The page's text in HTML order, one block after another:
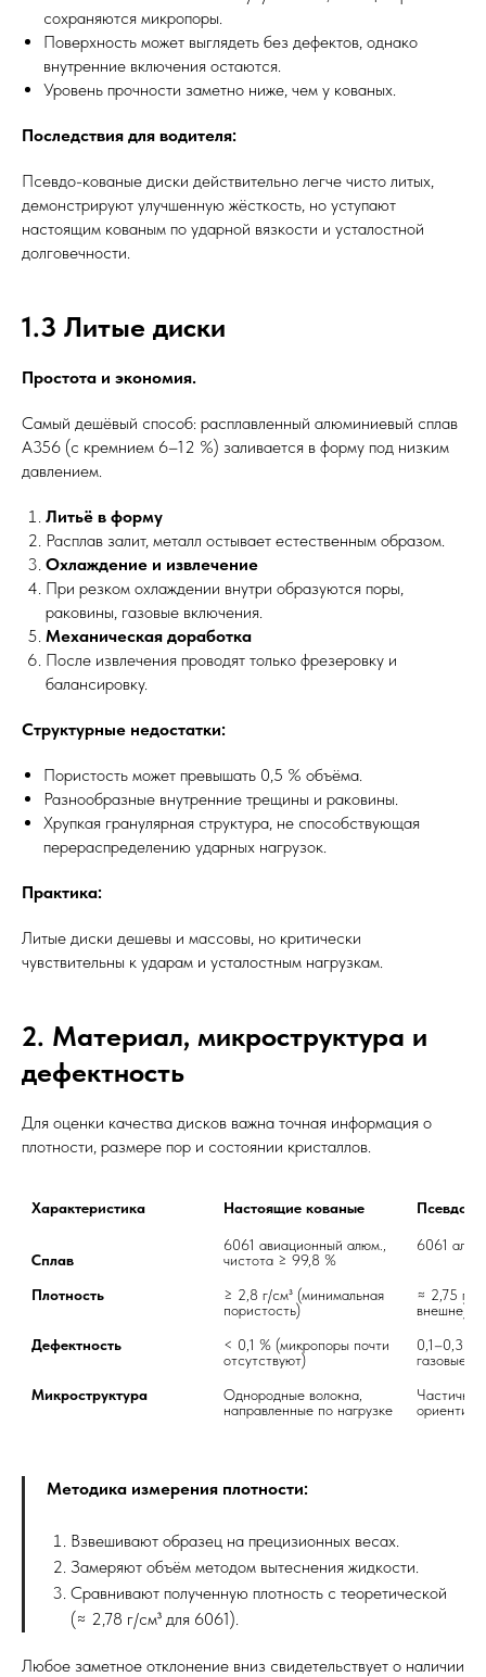
сохраняются микропоры.
Поверхность может выглядеть без дефектов, однако
внутренние включения остаются.
Уровень прочности заметно ниже, чем у кованых.
Последствия для водителя:
Псевдо-кованые диски действительно легче чисто литых,
демонстрируют улучшенную жёсткость, но уступают
настоящим кованым по ударной вязкости и усталостной
долговечности.
1.3 Литые диски
Простота и экономия.
Самый дешёвый способ: расплавленный алюминиевый сплав
A356 (с кремнием 6–12 %) заливается в форму под низким
давлением.
Литьё в форму
Расплав залит, металл остывает естественным образом.
Охлаждение и извлечение
При резком охлаждении внутри образуются поры,
раковины, газовые включения.
Механическая доработка
После извлечения проводят только фрезеровку и
балансировку.
Структурные недостатки:
Пористость может превышать 0,5 % объёма.
Разнообразные внутренние трещины и раковины.
Хрупкая гранулярная структура, не способствующая
перераспределению ударных нагрузок.
Практика:
Литые диски дешевы и массовы, но критически
чувствительны к ударам и усталостным нагрузкам.
2. Материал, микроструктура и
дефектность
Для оценки качества дисков важна точная информация о
плотности, размере пор и состоянии кристаллов.
Характеристика Настоящие кованые Псевдо-
Сплав
6061 авиационный алюм.,
Плотность
≥ 2,8 г/см³ (минимальная
пористость)
≈ 2,75 г/
Дефектность
< 0,1 % (микропоры почти
0,1–0,3 %
Микроструктура
Однородные волокна,
Частично
Методика измерения плотности:
Взвешивают образец на прецизионных весах.
Замеряют объём методом вытеснения жидкости.
Сравнивают полученную плотность с теоретической
(≈ 2,78 г/см³ для 6061).
Любое заметное отклонение вниз свидетельствует о наличии